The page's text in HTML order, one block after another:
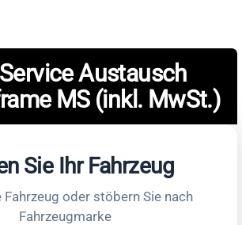
Austausch
MS (inkl. MwSt.)
Sie Ihr Fahrzeug
Fahrzeug oder stöbern Sie nach
Fahrzeugmarke